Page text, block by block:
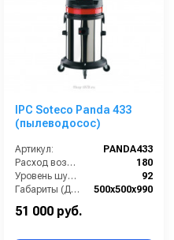
IPC Soteco Panda 433
(пылеводосос)
Артикул:
PANDA433
Расход воздуха (л/сек):
180
Уровень шума (дБ(А)):
92
Габариты (ДхШхВ):
500х500х990
Номинальный диаметр принадлежностей (мм):
51 000 руб.